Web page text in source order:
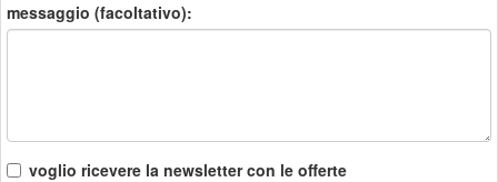
messaggio (facoltativo):
voglio ricevere la newsletter con le offerte